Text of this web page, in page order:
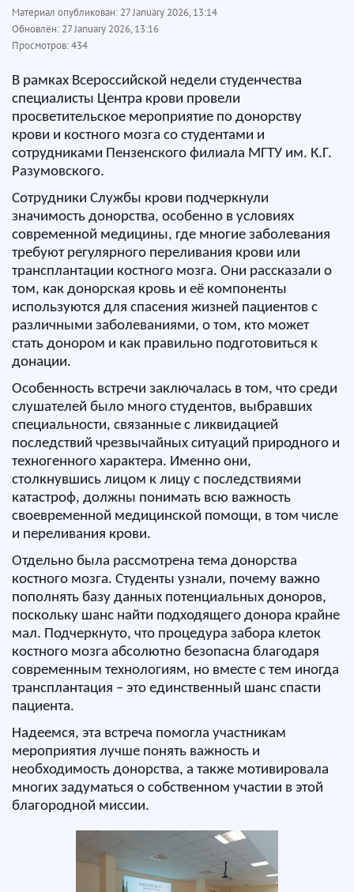
Материал опубликован: 27 January 2026, 13:14
Обновлён: 27 January 2026, 13:16
Просмотров:434
В рамках Всероссийской недели студенчества
специалисты Центра крови провели
просветительское мероприятие по донорству
крови и костного мозга со студентами и
сотрудниками Пензенского филиала МГТУ им. К.Г.
Разумовского.
Сотрудники Службы крови подчеркнули
значимость донорства, особенно в условиях
современной медицины, где многие заболевания
требуют регулярного переливания крови или
трансплантации костного мозга. Они рассказали о
том, как донорская кровь и её компоненты
используются для спасения жизней пациентов с
различными заболеваниями, о том, кто может
стать донором и как правильно подготовиться к
донации.
Особенность встречи заключалась в том, что среди
слушателей было много студентов, выбравших
специальности, связанные с ликвидацией
последствий чрезвычайных ситуаций природного и
техногенного характера. Именно они,
столкнувшись лицом к лицу с последствиями
катастроф, должны понимать всю важность
своевременной медицинской помощи, в том числе
и переливания крови.
Отдельно была рассмотрена тема донорства
костного мозга. Студенты узнали, почему важно
пополнять базу данных потенциальных доноров,
поскольку шанс найти подходящего донора крайне
мал. Подчеркнуто, что процедура забора клеток
костного мозга абсолютно безопасна благодаря
современным технологиям, но вместе с тем иногда
трансплантация – это единственный шанс спасти
пациента.
Надеемся, эта встреча помогла участникам
мероприятия лучше понять важность и
необходимость донорства, а также мотивировала
многих задуматься о собственном участии в этой
благородной миссии.